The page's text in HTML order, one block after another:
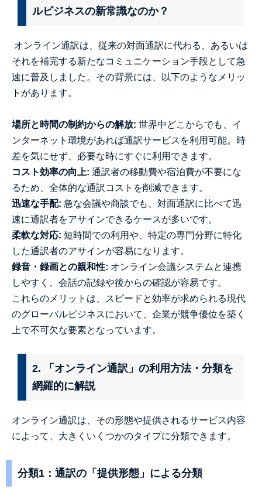
ルビジネスの新常識なのか？
オンライン通訳は、従来の対面通訳に代わる、あるいは
それを補完する新たなコミュニケーション手段として急
速に普及しました。その背景には、以下のようなメリッ
トがあります。
場所と時間の制約からの解放: 世界中どこからでも、イ
ンターネット環境があれば通訳サービスを利用可能。時
差を気にせず、必要な時にすぐに利用できます。
コスト効率の向上: 通訳者の移動費や宿泊費が不要にな
るため、全体的な通訳コストを削減できます。
迅速な手配: 急な会議や商談でも、対面通訳に比べて迅
速に通訳者をアサインできるケースが多いです。
柔軟な対応: 短時間での利用や、特定の専門分野に特化
した通訳者のアサインが容易になります。
録音・録画との親和性: オンライン会議システムと連携
しやすく、会話の記録や後からの確認が容易です。
これらのメリットは、スピードと効率が求められる現代
のグローバルビジネスにおいて、企業が競争優位を築く
上で不可欠な要素となっています。
2. 「オンライン通訳」の利用方法・分類を
網羅的に解説
オンライン通訳は、その形態や提供されるサービス内容
によって、大きくいくつかのタイプに分類できます。
分類1：通訳の「提供形態」による分類